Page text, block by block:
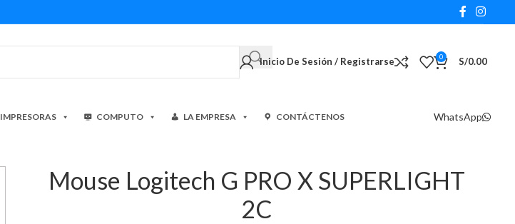
Inicio De Sesión / Registrarse 0 S/0.00
IMPRESORAS COMPUTO LA EMPRESA CONTÁCTENOS WhatsApp
Mouse Logitech G PRO X SUPERLIGHT
2C